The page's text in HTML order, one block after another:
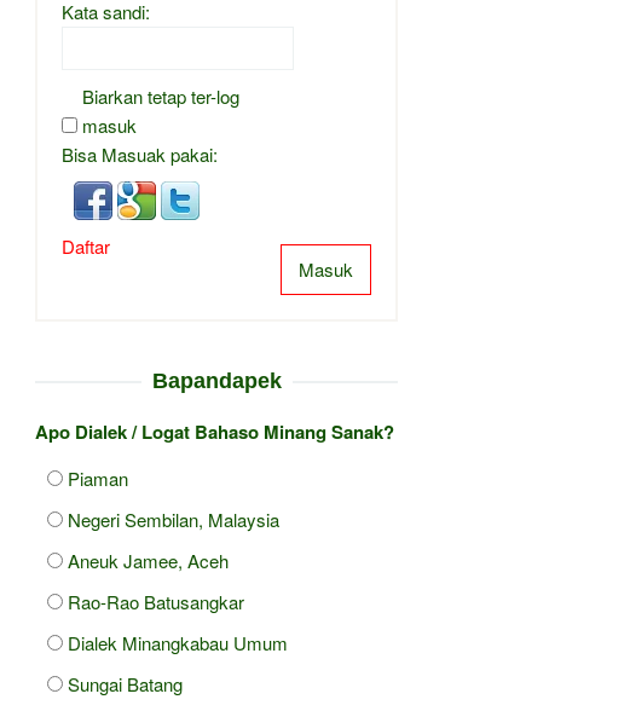
Kata sandi:
Biarkan tetap ter-log
masuk
Bisa Masuak pakai:
Masuk
Daftar
Bapandapek
Apo Dialek / Logat Bahaso Minang Sanak?
Piaman
Negeri Sembilan, Malaysia
Aneuk Jamee, Aceh
Rao-Rao Batusangkar
Dialek Minangkabau Umum
Sungai Batang